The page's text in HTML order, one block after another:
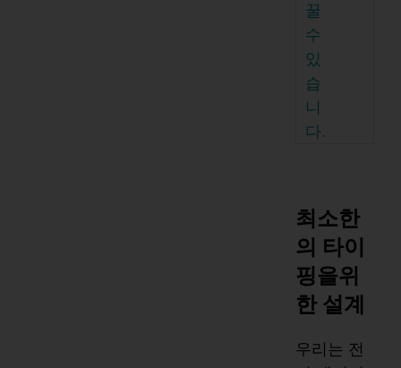
꿀
수
있
습
니
다.
최소한
의 타이
핑을위
한 설계
우리는 전